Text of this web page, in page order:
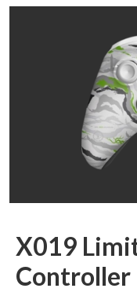
X019
Controller